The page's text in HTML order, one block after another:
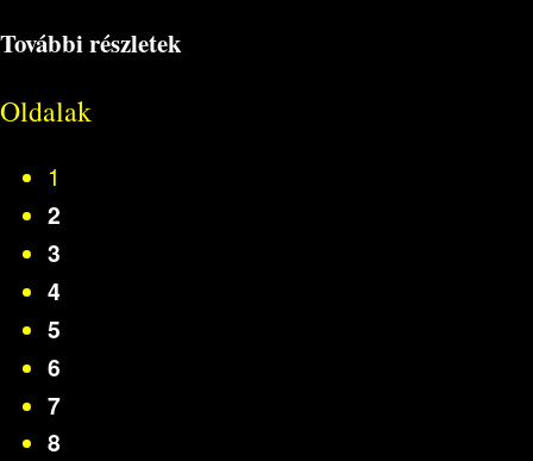
További részletek
Oldalak
1
2
3
4
5
6
7
8